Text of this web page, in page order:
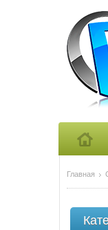
Главная